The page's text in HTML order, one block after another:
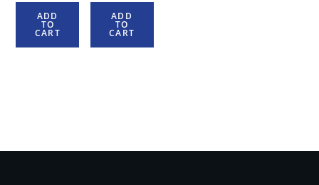
ADD
TO
CART
ADD
TO
CART